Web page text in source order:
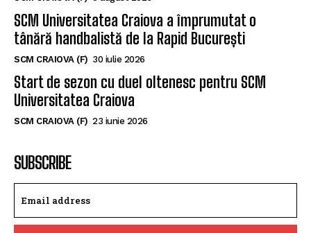
SCM Universitatea Craiova a împrumutat o
tânără handbalistă de la Rapid București
Start de sezon cu duel oltenesc pentru SCM
Universitatea Craiova
SUBSCRIBE